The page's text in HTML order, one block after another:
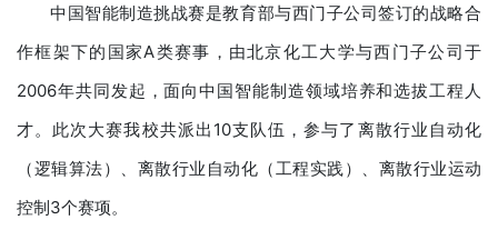
中国智能制造挑战赛是教育部与西门子公司签订的战略合
作框架下的国家A类赛事，由北京化工大学与西门子公司于
2006年共同发起，面向中国智能制造领域培养和选拔工程人
才。此次大赛我校共派出10支队伍，参与了离散行业自动化
（逻辑算法）、离散行业自动化（工程实践）、离散行业运动
控制3个赛项。